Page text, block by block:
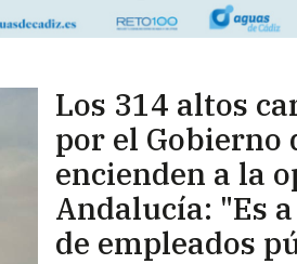
Los 314 altos
por el Gobierno
encienden a la
Andalucía: "Es
de empleados